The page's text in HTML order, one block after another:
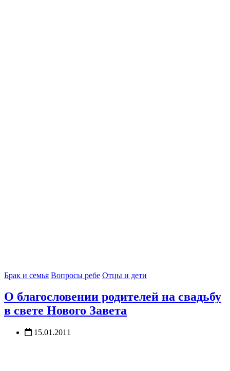
Брак и семья Вопросы ребе Отцы и дети
О благословении родителей на свадьбу
в свете Нового Завета
15.01.2011